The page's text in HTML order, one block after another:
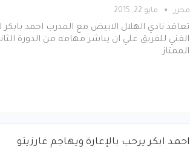
محرر مايو 22, 2015
تعاقد نادي الهلال الابيض مع المدرب احمد
الفني للفريق علي ان يباشر مهامه من الدورة
الممتاز.
احمد ابكر يرحب بالإعارة ويهاجم غارزيتو